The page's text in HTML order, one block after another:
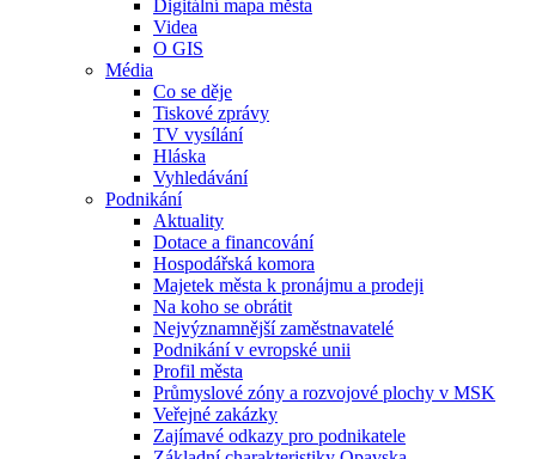
Digitální mapa města
Videa
O GIS
Média
Co se děje
Tiskové zprávy
TV vysílání
Hláska
Vyhledávání
Podnikání
Aktuality
Dotace a financování
Hospodářská komora
Majetek města k pronájmu a prodeji
Na koho se obrátit
Nejvýznamnější zaměstnavatelé
Podnikání v evropské unii
Profil města
Průmyslové zóny a rozvojové plochy v MSK
Veřejné zakázky
Zajímavé odkazy pro podnikatele